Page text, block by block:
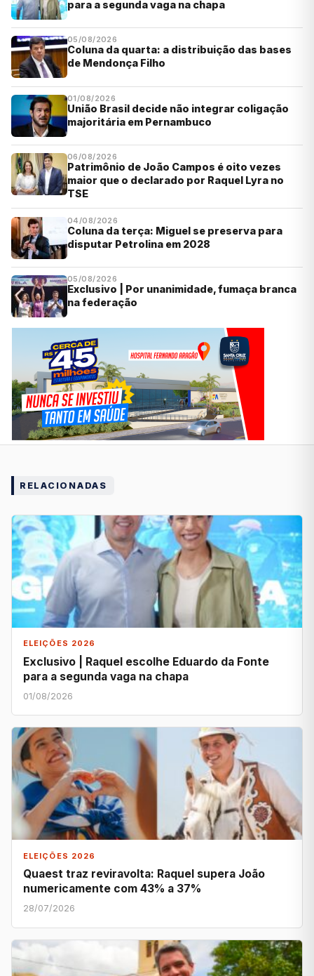
para a segunda vaga na chapa
05/08/2026
Coluna da quarta: a distribuição das bases
de Mendonça Filho
01/08/2026
União Brasil decide não integrar coligação
majoritária em Pernambuco
06/08/2026
Patrimônio de João Campos é oito vezes
maior que o declarado por Raquel Lyra no
TSE
04/08/2026
Coluna da terça: Miguel se preserva para
disputar Petrolina em 2028
05/08/2026
Exclusivo | Por unanimidade, fumaça branca
na federação
RELACIONADAS
ELEIÇÕES 2026
Exclusivo | Raquel escolhe Eduardo da Fonte
para a segunda vaga na chapa
01/08/2026
ELEIÇÕES 2026
Quaest traz reviravolta: Raquel supera João
numericamente com 43% a 37%
28/07/2026